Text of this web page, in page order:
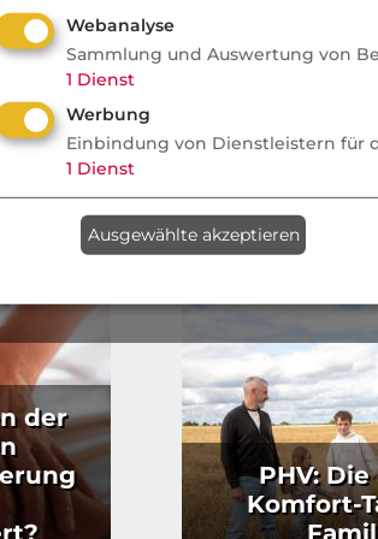
der
PHV:
Komfort-
Webanalyse
Sammlung und Auswertung von
1 Dienst
Werbung
Einbindung von Dienstleistern für
1 Dienst
Ausgewählte akzeptieren